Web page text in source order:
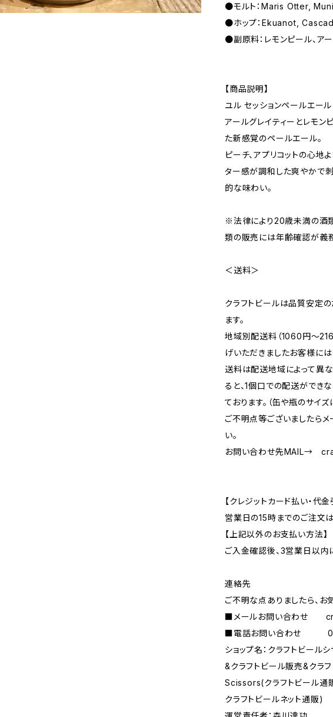
●モルト：Maris Otter,
●ホップ：Ekuanot,
●副原料：レモンピール、ア
【商品説明】
ユル セッションペールエール
アールグレイティーとレモン
た新感覚のペールエール。
ピーチ、アプリコットの心地
ター感が調和した爽やかで
的な味わい。
※法律により20歳未満の酒
類の販売には年齢確認が義
＜送料＞
クラフトビールは品質安定
ます。
地域別配送料（1060円～
げいただきましたお客様に
送料は配送地域によって異
ると、1個口での配送ができ
ております。（缶や瓶のサイ
ご不明点等ございましたら
い。
お問い合わせ先MAIL→
【クレジットカード払い・代金
営業日の15時までのご注文
【上記以外のお支払い方法】
ご入金確認後、3営業日以内
連絡先
ご不明な点ありましたら、お
■メールお問い合わせ
■電話お問い合わせ
ショップ名：クラフトビール
&クラフトビール販売&クラ
Scissors(クラフトビール通販
クラフトビールネット通販)